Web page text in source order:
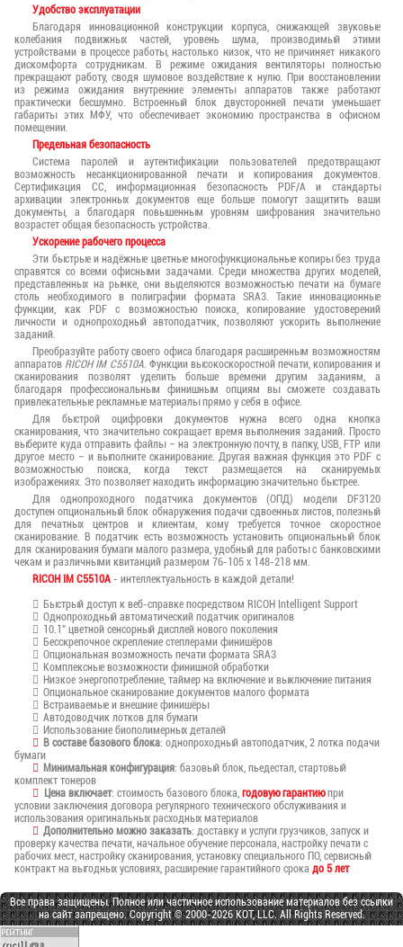
Удобство эксплуатации
Благодаря инновационной конструкции корпуса, снижающей звуковые
колебания подвижных частей, уровень шума, производимый этими
устройствами в процессе работы, настолько низок, что не причиняет никакого
дискомфорта сотрудникам. В режиме ожидания вентиляторы полностью
прекращают работу, сводя шумовое воздействие к нулю. При восстановлении
из режима ожидания внутренние элементы аппаратов также работают
практически бесшумно. Встроенный блок двусторонней печати уменьшает
габариты этих МФУ, что обеспечивает экономию пространства в офисном
помещении.
Предельная безопасность
Система паролей и аутентификации пользователей предотвращают
возможность несанкционированной печати и копирования документов.
Сертификация СС, информационная безопасность PDF/A и стандарты
архивации электронных документов еще больше помогут защитить ваши
документы, а благодаря повышенным уровням шифрования значительно
возрастет общая безопасность устройства.
Ускорение рабочего процесса
Эти быстрые и надёжные цветные многофункциональные копиры без труда
справятся со всеми офисными задачами. Среди множества других моделей,
представленных на рынке, они выделяются возможностью печати на бумаге
столь необходимого в полиграфии формата SRA3. Такие инновационные
функции, как PDF с возможностью поиска, копирование удостоверений
личности и однопроходный автоподатчик, позволяют ускорить выполнение
заданий.
Преобразуйте работу своего офиса благодаря расширенным возможностям
аппаратов RICOH IM C5510A. Функции высокоскоростной печати, копирования и
сканирования позволят уделить больше времени другим заданиям, а
благодаря профессиональным финишным опциям вы сможете создавать
привлекательные рекламные материалы прямо у себя в офисе.
Для быстрой оцифровки документов нужна всего одна кнопка
сканирования, что значительно сокращает время выполнения заданий. Просто
выберите куда отправить файлы – на электронную почту, в папку, USB, FTP или
другое место – и выполните сканирование. Другая важная функция это PDF с
возможностью поиска, когда текст размещается на сканируемых
изображениях. Это позволяет находить информацию значительно быстрее.
Для однопроходного податчика документов (ОПД) модели DF3120
доступен опциональный блок обнаружения подачи сдвоенных листов, полезный
для печатных центров и клиентам, кому требуется точное скоростное
сканирование. В податчик есть возможность установить опциональный блок
для сканирования бумаги малого размера, удобный для работы с банковскими
чекам и различными квитанций размером 76-105 x 148-218 мм.
RICOH IM C5510A - интеллектуальность в каждой детали!
Быстрый доступ к веб-справке посредством RICOH Intelligent Support
Однопроходный автоматический податчик оригиналов
10.1" цветной сенсорный дисплей нового поколения
Бесскрепочное скрепление степлерами финишёров
Опциональная возможность печати формата SRA3
Комплексные возможности финишной обработки
Низкое энергопотребление, таймер на включение и выключение питания
Опциональное сканирование документов малого формата
Встраиваемые и внешние финишёры
Автодоводчик лотков для бумаги
Использование биополимерных деталей
В составе базового блока: однопроходный автоподатчик, 2 лотка подачи
бумаги
Минимальная конфигурация: базовый блок, пьедестал, стартовый
комплект тонеров
Цена включает: стоимость базового блока,годовую гарантиюпри
условии заключения договора регулярного технического обслуживания и
использования оригинальных расходных материалов
Дополнительно можно заказать: доставку и услуги грузчиков, запуск и
проверку качества печати, начальное обучение персонала, настройку печати с
рабочих мест, настройку сканирования, установку специального ПО, сервисный
контракт на выгодных условиях, расширение гарантийного срокадо 5 лет
Все права защищены. Полное или частичное использование материалов без ссылки
на сайт запрещено. Copyright © 2000-2026 KOT, LLC. All Rights Reserved.